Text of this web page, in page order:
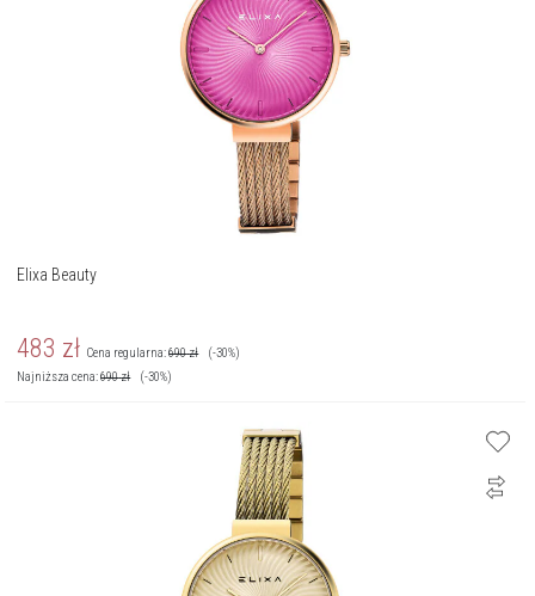
Elixa Beauty
483 zł Cena regularna:690zł
(-30%)
Najniższa cena:690zł (-30%)